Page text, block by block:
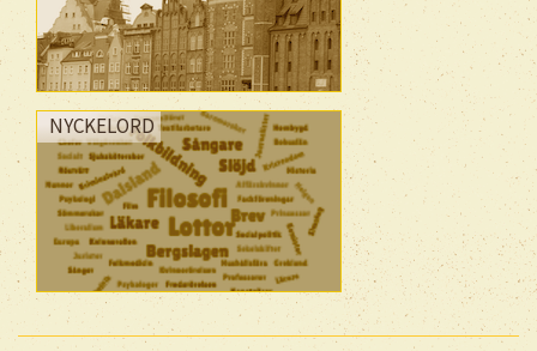
NYCKELORD